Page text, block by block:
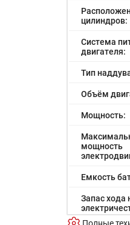
цилиндров:
Система
двигателя:
Тип
Объём
Мощность:
мощность
Емкость
Запас хода